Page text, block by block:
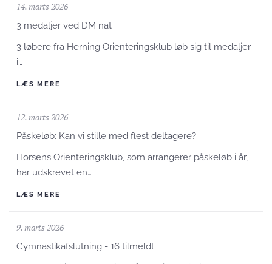
14. marts 2026
3 medaljer ved DM nat
3 løbere fra Herning Orienteringsklub løb sig til medaljer
i…
LÆS MERE
12. marts 2026
Påskeløb: Kan vi stille med flest deltagere?
Horsens Orienteringsklub, som arrangerer påskeløb i år,
har udskrevet en…
LÆS MERE
9. marts 2026
Gymnastikafslutning - 16 tilmeldt